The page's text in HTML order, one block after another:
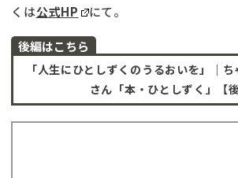
くは公式HP にて。
後編はこちら
「人生にひとしずくのうるおいを」｜
さん「本・ひとしずく」【後